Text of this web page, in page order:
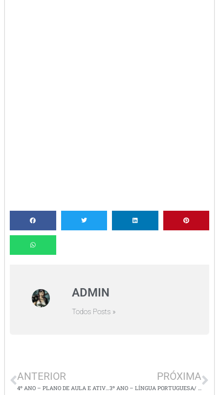
ADMIN
Todos Posts »
ANTERIOR
4º ANO – PLANO DE AULA E ATIVIDADES DE LÍNGUA PORTUGUESA/ PRODUÇÃO DE TEXTO/ CHARGES
PRÓXIMA
3º ANO – LÍNGUA PORTUGUESA/ ATIVIDADES DE PRODUÇÃO DE TEXTO E ORTOGRAFIA